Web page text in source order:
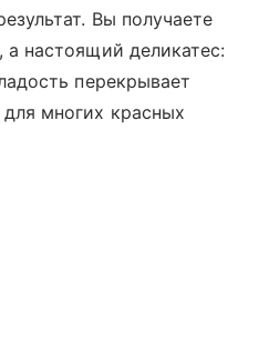
Вы получаете
настоящий деликатес:
перекрывает
многих красных